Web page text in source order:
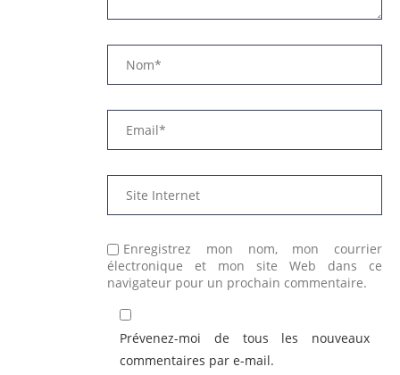
Enregistrez mon nom, mon courrier
électronique et mon site Web dans ce
navigateur pour un prochain commentaire.
Prévenez-moi de tous les nouveaux
commentaires par e-mail.